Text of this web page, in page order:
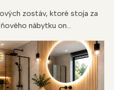
zostáv, ktoré stoja za
nábytku on...